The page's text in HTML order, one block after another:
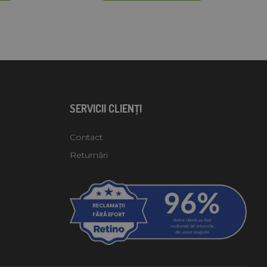
SERVICII CLIENŢI
Contact
Returnări